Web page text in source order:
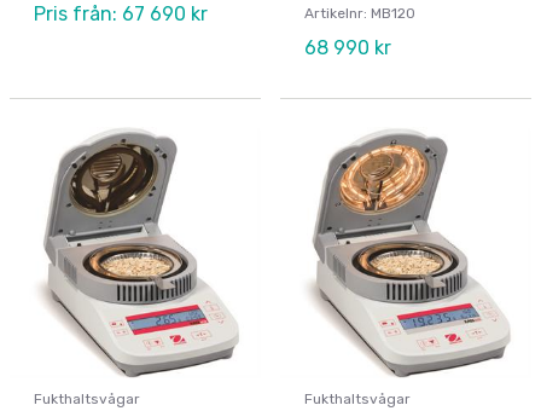
Pris från: 67 690 kr Artikelnr: MB120
68 990 kr
Fukthaltsvågar Fukthaltsvågar